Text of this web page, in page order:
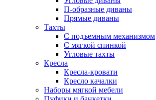
П-образные диваны
Прямые диваны
Тахты
С подъемным механизмом
С мягкой спинкой
Угловые тахты
Кресла
Кресла-кровати
Кресло качалки
Наборы мягкой мебели